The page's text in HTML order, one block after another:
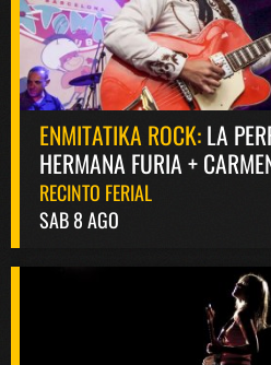
ENMITATIKA ROCK:LA
HERMANA FURIA +
RECINTO FERIAL
SAB 8 AGO